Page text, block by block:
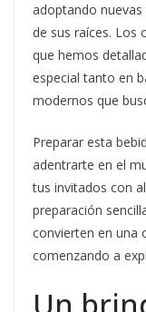
adoptando nuevas
de sus raíces. Los
que hemos
especial tanto en
modernos que
Preparar esta
adentrarte en el
tus invitados con
preparación
convierten en una
comenzando a